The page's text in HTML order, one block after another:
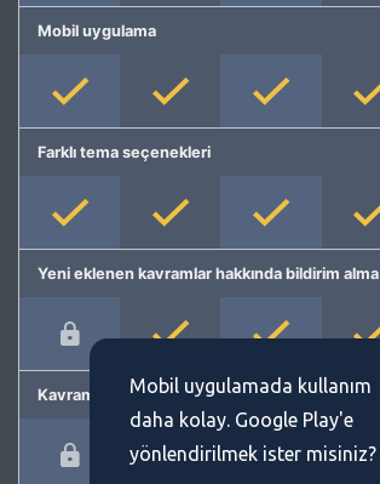
Mobil uygulama
Farklı tema seçenekleri
Yeni eklenen kavramlar hakkında bildirim alma
Kavram önermeMobil uygulamada kullanım
daha kolay. Google Play'e
yönlendirilmek ister misiniz?